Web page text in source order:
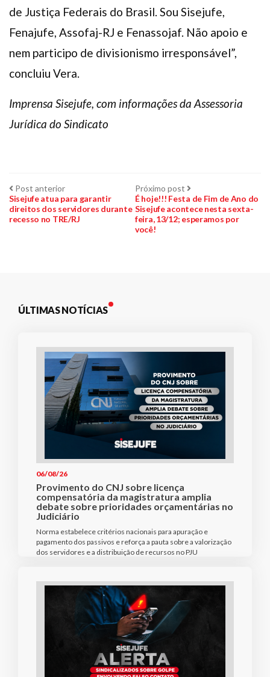
de Justiça Federais do Brasil. Sou Sisejufe,
Fenajufe, Assofaj-RJ e Fenassojaf. Não apoio e
nem participo de divisionismo irresponsável”,
concluiu Vera.
Imprensa Sisejufe, com informações da Assessoria
Jurídica do Sindicato
Navegação
de
Post anteriorPost
anterior:
Sisejufe atua para garantir
direitos dos servidores durante
recesso no TRE/RJ
Próximo post Próximo
post:
É hoje!!! Festa de Fim de Ano do
Sisejufe acontece nesta sexta-
feira, 13/12; esperamos por
você!
ÚLTIMAS NOTÍCIAS
06/08/26
Provimento do CNJ sobre licença
compensatória da magistratura amplia
debate sobre prioridades orçamentárias no
Judiciário
Norma estabelece critérios nacionais para apuração e
pagamento dos passivos e reforça a pauta sobre a valorização
dos servidores e a distribuição de recursos no PJU